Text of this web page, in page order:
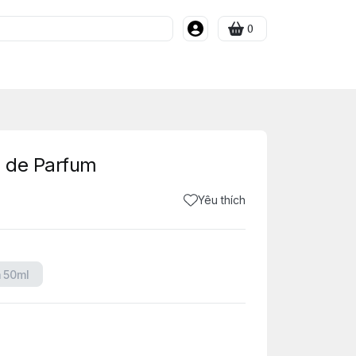
0
de Parfum
Yêu thích
50ml